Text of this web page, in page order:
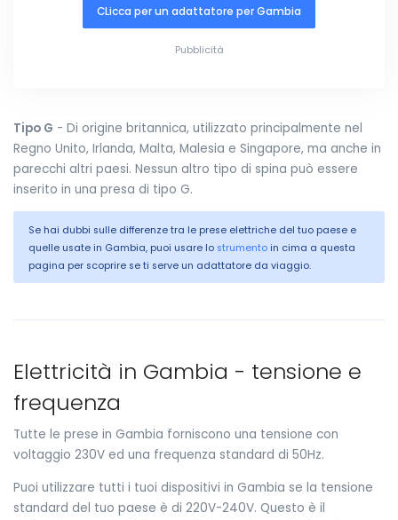
CLicca per un adattatore per Gambia
Pubblicità
Tipo G - Di origine britannica, utilizzato principalmente nel
Regno Unito, Irlanda, Malta, Malesia e Singapore, ma anche in
parecchi altri paesi. Nessun altro tipo di spina può essere
inserito in una presa di tipo G.
Se hai dubbi sulle differenze tra le prese elettriche del tuo paese e
quelle usate in Gambia, puoi usare lo strumento in cima a questa
pagina per scoprire se ti serve un adattatore da viaggio.
Elettricità in Gambia - tensione e
frequenza
Tutte le prese in Gambia forniscono una tensione con
voltaggio 230V ed una frequenza standard di 50Hz.
Puoi utilizzare tutti i tuoi dispositivi in Gambia se la tensione
standard del tuo paese è di 220V-240V. Questo è il